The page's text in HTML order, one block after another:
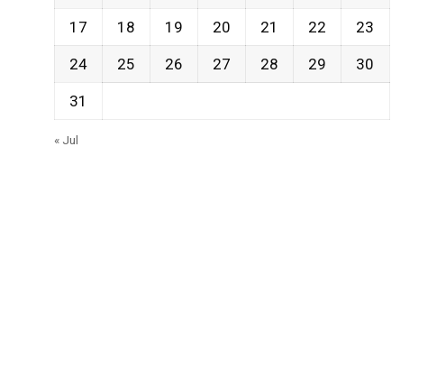
17 18 19 20 21 22 23
24 25 26 27 28 29 30
31
« Jul